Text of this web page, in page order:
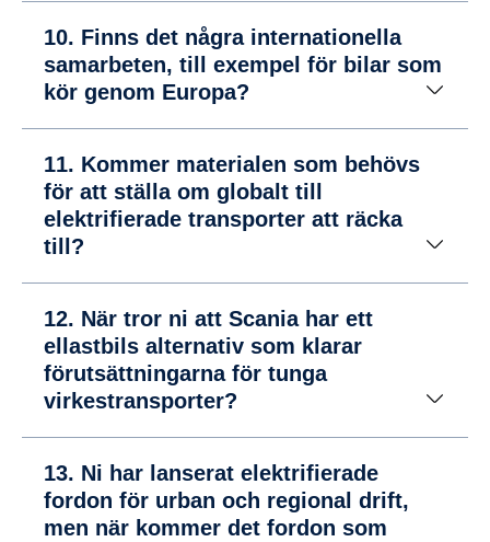
10. Finns det några internationella
samarbeten, till exempel för bilar som
kör genom Europa?
11. Kommer materialen som behövs
för att ställa om globalt till
elektrifierade transporter att räcka
till?
12. När tror ni att Scania har ett
ellastbils alternativ som klarar
förutsättningarna för tunga
virkestransporter?
13. Ni har lanserat elektrifierade
fordon för urban och regional drift,
men när kommer det fordon som